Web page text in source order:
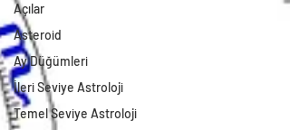
Açılar
Asteroid
Ay Düğümleri
İleri Seviye Astroloji
Temel Seviye Astroloji